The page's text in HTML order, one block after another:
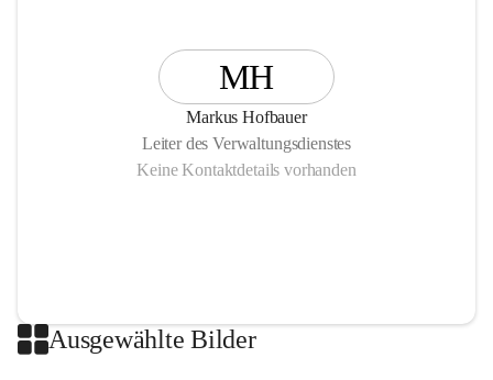
MH
Markus Hofbauer
Leiter des Verwaltungsdienstes
Keine Kontaktdetails vorhanden
Ausgewählte Bilder